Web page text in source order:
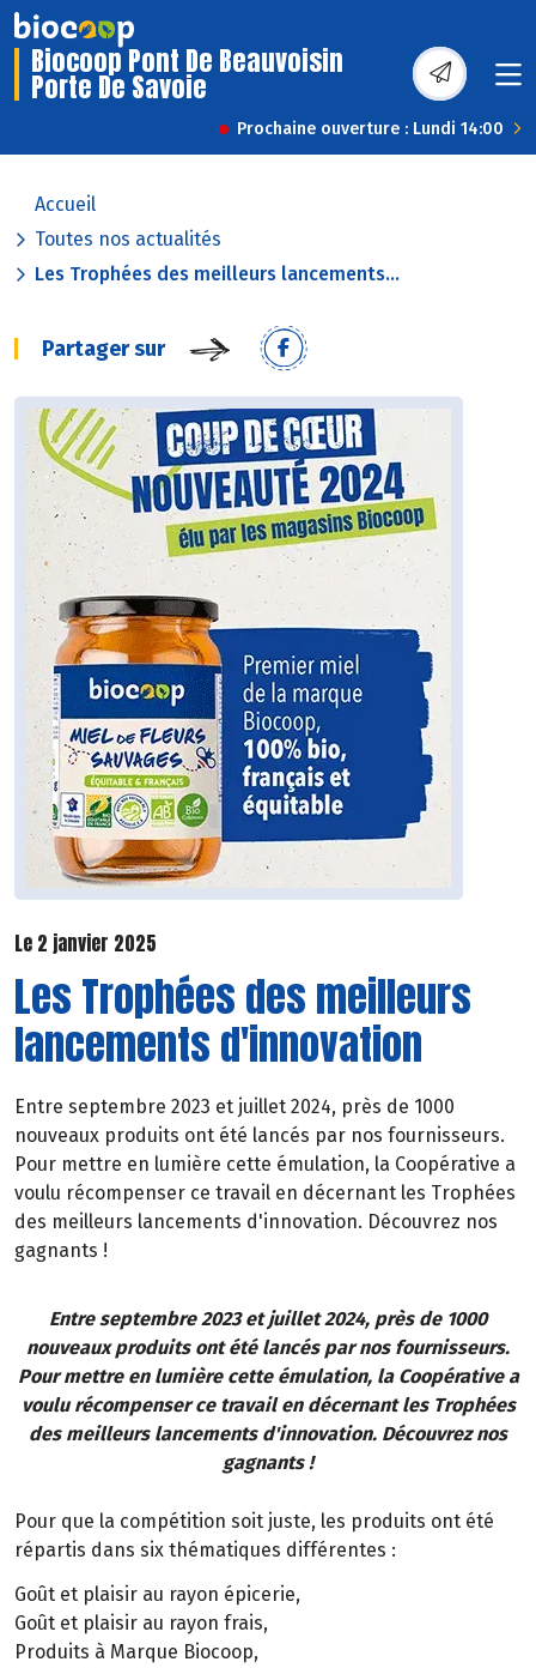
Biocoop Pont De Beauvoisin
Porte De Savoie
Prochaine ouverture : Lundi 14:00
Accueil
Toutes nos actualités
Les Trophées des meilleurs lancements...
Partager sur
Le 2 janvier 2025
Les Trophées des meilleurs
lancements d'innovation
Entre septembre 2023 et juillet 2024, près de 1000
nouveaux produits ont été lancés par nos fournisseurs.
Pour mettre en lumière cette émulation, la Coopérative a
voulu récompenser ce travail en décernant les Trophées
des meilleurs lancements d'innovation. Découvrez nos
gagnants !
Entre septembre 2023 et juillet 2024, près de 1000
nouveaux produits ont été lancés par nos fournisseurs.
Pour mettre en lumière cette émulation, la Coopérative a
voulu récompenser ce travail en décernant les Trophées
des meilleurs lancements d'innovation. Découvrez nos
gagnants !
Pour que la compétition soit juste, les produits ont été
répartis dans six thématiques différentes :
Goût et plaisir au rayon épicerie,
Goût et plaisir au rayon frais,
Produits à Marque Biocoop,